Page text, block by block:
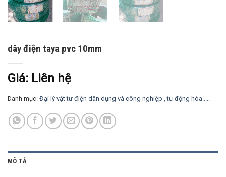
dây điện taya pvc 10mm
Giá: Liên hệ
Danh mục: Đại lý vật tư điện dân dụng và công nghiệp , tự động hóa.....
MÔ TẢ